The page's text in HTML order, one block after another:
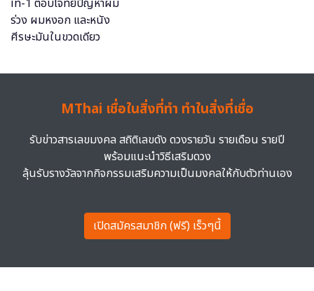
MThai เชื่อในสิ่งที่ทำ ทำในสิ่งที่เชื่อ
รับข่าวสารเลขมงคล สถิติเลขดัง ดวงรายวัน รายเดือน รายปี
พร้อมแนะนำวิธีเสริมดวง
ลุ้นรับรางวัลจากกิจกรรมเสริมความเป็นมงคลให้กับตัวท่านเอง
เปิดสมัครสมาชิก (ฟรี) เร็วๆนี้